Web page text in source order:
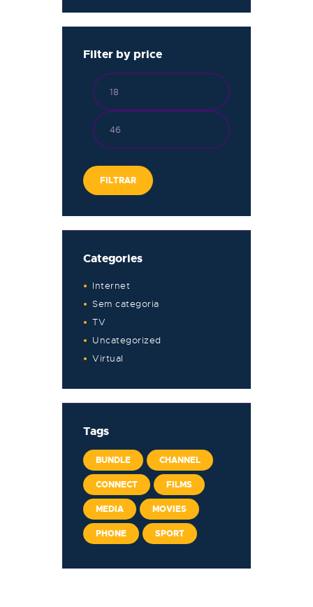
Filter by price
FILTRAR
Categories
Internet
Sem categoria
TV
Uncategorized
Virtual
Tags
BUNDLE CHANNEL
CONNECT FILMS
MEDIA MOVIES
PHONE SPORT